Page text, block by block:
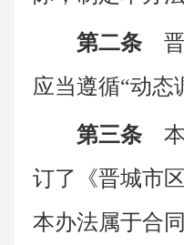
第二条 晋
应当遵循“动态
第三条 本
订了《晋城市
本办法属于合